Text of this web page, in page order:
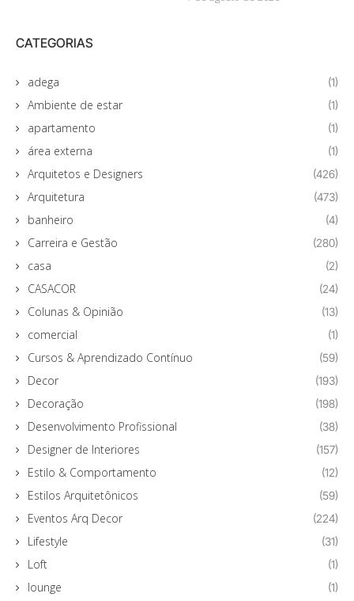
CATEGORIAS
adega (1)
Ambiente de estar (1)
apartamento (1)
área externa (1)
Arquitetos e Designers (426)
Arquitetura (473)
banheiro (4)
Carreira e Gestão (280)
casa (2)
CASACOR (24)
Colunas & Opinião (13)
comercial (1)
Cursos & Aprendizado Contínuo (59)
Decor (193)
Decoração (198)
Desenvolvimento Profissional (38)
Designer de Interiores (157)
Estilo & Comportamento (12)
Estilos Arquitetônicos (59)
Eventos Arq Decor (224)
Lifestyle (31)
Loft (1)
lounge (1)